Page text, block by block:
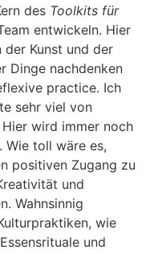
des Toolkits für
entwickeln. Hier
Kunst und der
Dinge nachdenken
practice. Ich
sehr viel von
wird immer noch
Wie toll wäre es,
positiven Zugang zu
und
Wahnsinnig
wie
und